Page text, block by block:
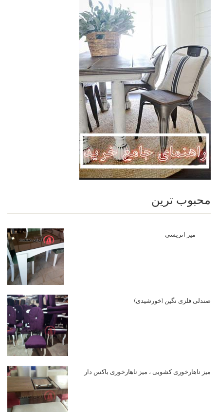
محبوب ترین
میز اتریشی
صندلی فلزی نگین (خورشیدی)
میز ناهارخوری کشویی ، میز ناهارخوری باکس دار